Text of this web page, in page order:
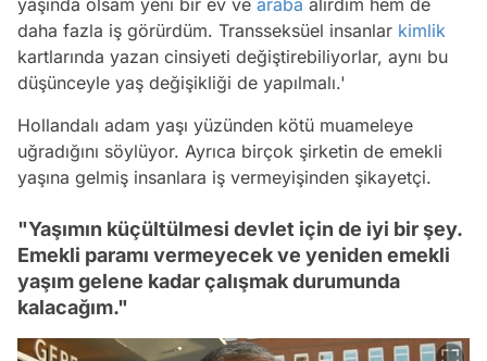
daha fazla iş görürdüm. Transseksüel insanlar kimlik
kartlarında yazan cinsiyeti değiştirebiliyorlar, aynı bu
düşünceyle yaş değişikliği de yapılmalı.'
Hollandalı adam yaşı yüzünden kötü muameleye
uğradığını söylüyor. Ayrıca birçok şirketin de emekli
yaşına gelmiş insanlara iş vermeyişinden şikayetçi.
"Yaşımın küçültülmesi devlet için de iyi bir şey.
Emekli paramı vermeyecek ve yeniden emekli
yaşım gelene kadar çalışmak durumunda
kalacağım."